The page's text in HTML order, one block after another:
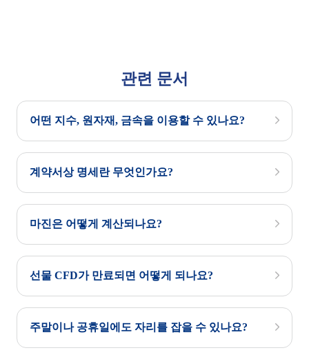
관련 문서
어떤 지수, 원자재, 금속을 이용할 수 있나요?
계약서상 명세란 무엇인가요?
마진은 어떻게 계산되나요?
선물 CFD가 만료되면 어떻게 되나요?
주말이나 공휴일에도 자리를 잡을 수 있나요?